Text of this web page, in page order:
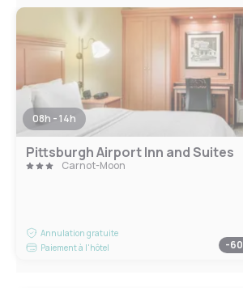
08h - 14h
Pittsburgh Airport Inn and Suites
Carnot-Moon
Annulation gratuite
Paiement à l'hôtel
-60